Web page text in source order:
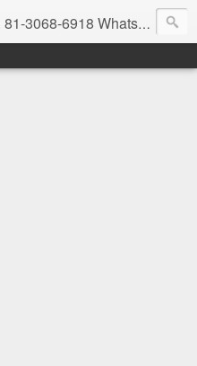
81-2636-2823 / 33-1145-3780 cotizacionregioprotectores@gmail.com / regioprotectores@gmail.com https://www.facebook.com/RegioProtectores/